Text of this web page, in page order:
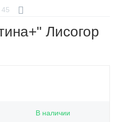
45
Лисогор
В наличии